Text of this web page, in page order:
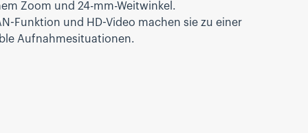
Zoom und 24-mm-Weitwinkel.
Funktion und HD-Video machen sie zu einer
Aufnahmesituationen.